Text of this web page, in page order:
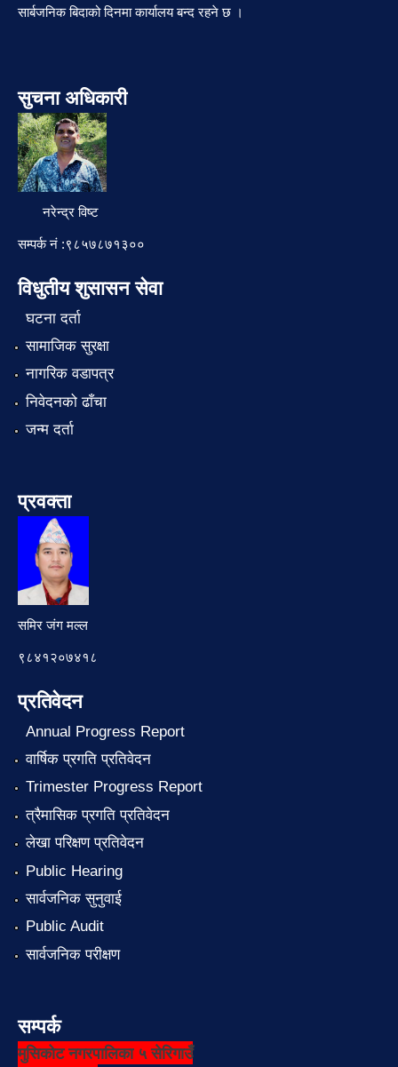
सार्बजनिक बिदाको दिनमा कार्यालय बन्द रहने छ ।
सुचना अधिकारी
नरेन्द्र विष्ट
सम्पर्क नं :९८५७८७१३००
विधुतीय शुसासन सेवा
घटना दर्ता
सामाजिक सुरक्षा
नागरिक वडापत्र
निवेदनको ढाँचा
जन्म दर्ता
प्रवक्ता
समिर जंग मल्ल
९८४१२०७४१८
प्रतिवेदन
Annual Progress Report
वार्षिक प्रगति प्रतिवेदन
Trimester Progress Report
त्रैमासिक प्रगति प्रतिवेदन
लेखा परिक्षण प्रतिवेदन
Public Hearing
सार्वजनिक सुनुवाई
Public Audit
सार्वजनिक परीक्षण
सम्पर्क
मुसिकोट नगरपालिका ५ सेरिगाउँ